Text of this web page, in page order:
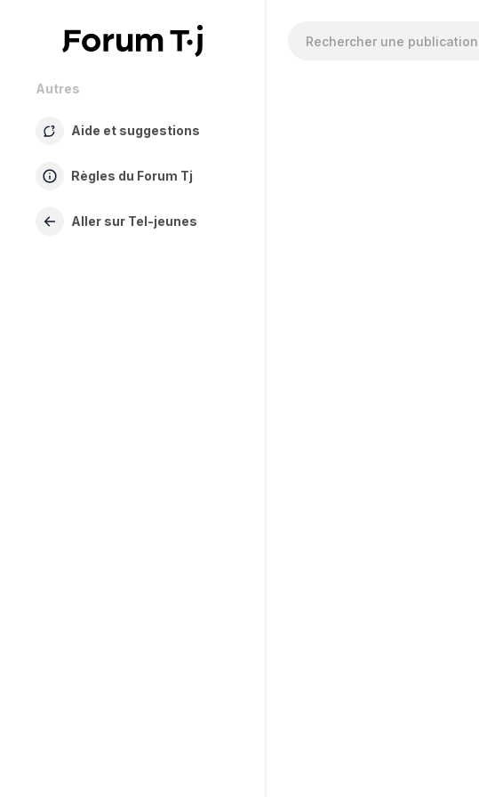
Autres
Aide et suggestions
Règles du Forum Tj
Aller sur Tel-jeunes